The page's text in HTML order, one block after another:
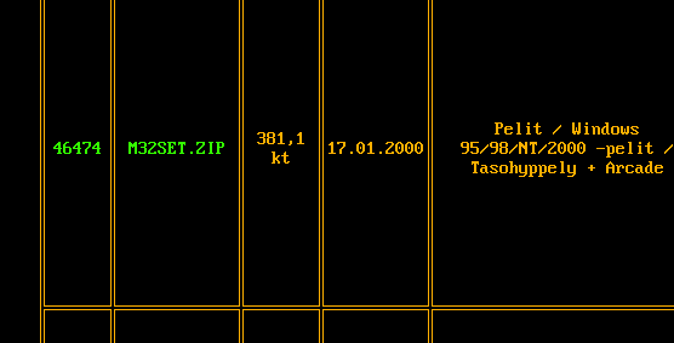
46474 M32SET.ZIP
381,1
kt
17.01.2000
Pelit / Windows
95/98/NT/2000 -pelit /
Tasohyppely + Arcade